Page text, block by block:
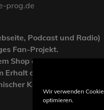
Wir verwenden
optimieren.
prog.de
Podcast und Radio)
Fan-Projekt.
Shop dienen
Erhalt der Webseite und
Kosten.